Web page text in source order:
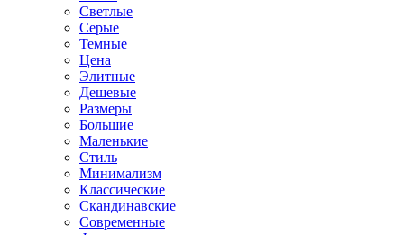
Светлые
Серые
Темные
Цена
Элитные
Дешевые
Размеры
Большие
Маленькие
Стиль
Минимализм
Классические
Скандинавские
Современные